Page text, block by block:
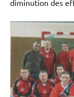
diminution des